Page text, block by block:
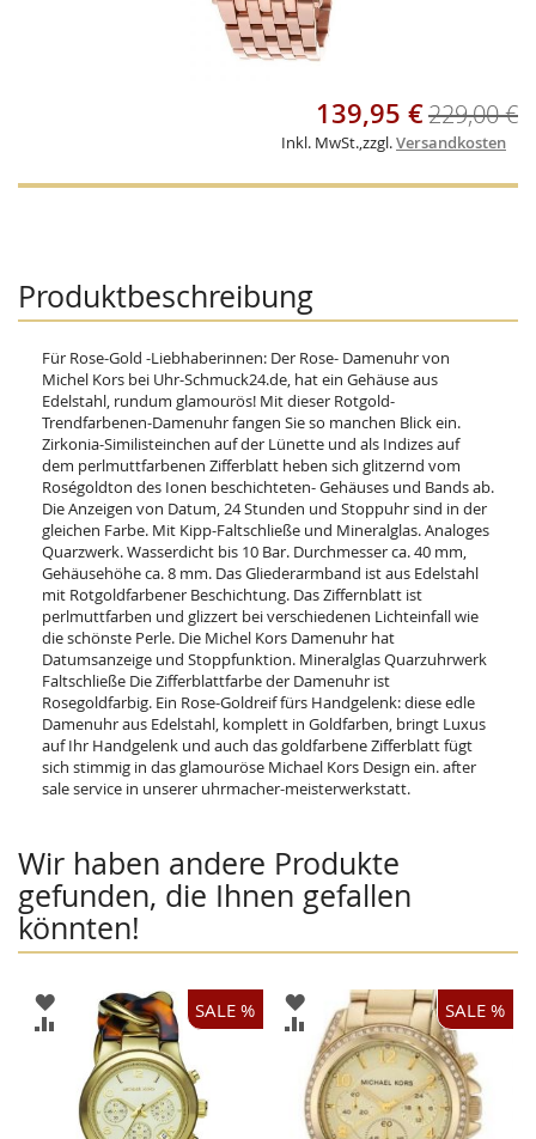
of
Sonderangebot
139,95 €229,00 €
Inkl. MwSt.,zzgl.Versandkosten
Produktbeschreibung
Für Rose-Gold -Liebhaberinnen: Der Rose- Damenuhr von
Michel Kors bei Uhr-Schmuck24.de, hat ein Gehäuse aus
Edelstahl, rundum glamourös! Mit dieser Rotgold-
Trendfarbenen-Damenuhr fangen Sie so manchen Blick ein.
Zirkonia-Similisteinchen auf der Lünette und als Indizes auf
dem perlmuttfarbenen Zifferblatt heben sich glitzernd vom
Roségoldton des Ionen beschichteten- Gehäuses und Bands ab.
Die Anzeigen von Datum, 24 Stunden und Stoppuhr sind in der
gleichen Farbe. Mit Kipp-Faltschließe und Mineralglas. Analoges
Quarzwerk. Wasserdicht bis 10 Bar. Durchmesser ca. 40 mm,
Gehäusehöhe ca. 8 mm. Das Gliederarmband ist aus Edelstahl
mit Rotgoldfarbener Beschichtung. Das Ziffernblatt ist
perlmuttfarben und glizzert bei verschiedenen Lichteinfall wie
die schönste Perle. Die Michel Kors Damenuhr hat
Datumsanzeige und Stoppfunktion. Mineralglas Quarzuhrwerk
Faltschließe Die Zifferblattfarbe der Damenuhr ist
Rosegoldfarbig. Ein Rose-Goldreif fürs Handgelenk: diese edle
Damenuhr aus Edelstahl, komplett in Goldfarben, bringt Luxus
auf Ihr Handgelenk und auch das goldfarbene Zifferblatt fügt
sich stimmig in das glamouröse Michael Kors Design ein. after
sale service in unserer uhrmacher-meisterwerkstatt.
Wir haben andere Produkte
gefunden, die Ihnen gefallen
könnten!
SALE %
ZUR
WUNSCHLISTE
HINZUFÜGEN
ZUR
VERGLEICHSLISTE
HINZUFÜGEN
SALE %
ZUR
WUNSCHLISTE
HINZUFÜGEN
ZUR
VERGLEICHSLISTE
HINZUFÜGEN